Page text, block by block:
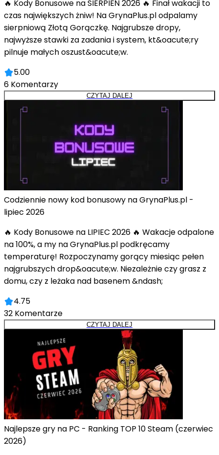
🔥 Kody Bonusowe na SIERPIEŃ 2026 🔥 Finał wakacji to
czas największych żniw! Na GrynaPlus.pl odpalamy
sierpniową Złotą Gorączkę. Najgrubsze dropy,
najwyższe stawki za zadania i system, kt&oacute;ry
pilnuje małych oszust&oacute;w.
5.00
6 Komentarzy
CZYTAJ DALEJ
Codziennie nowy kod bonusowy na GrynaPlus.pl -
lipiec 2026
🔥 Kody Bonusowe na LIPIEC 2026 🔥 Wakacje odpalone
na 100%, a my na GrynaPlus.pl podkręcamy
temperaturę! Rozpoczynamy gorący miesiąc pełen
najgrubszych drop&oacute;w. Niezależnie czy grasz z
domu, czy z leżaka nad basenem &ndash;
4.75
32 Komentarze
CZYTAJ DALEJ
Najlepsze gry na PC - Ranking TOP 10 Steam (czerwiec
2026)